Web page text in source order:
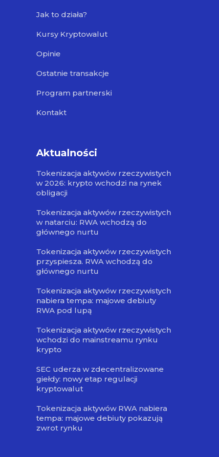
Jak to działa?
Kursy Kryptowalut
Opinie
Ostatnie transakcje
Program partnerski
Kontakt
Aktualności
Tokenizacja aktywów rzeczywistych
w 2026: krypto wchodzi na rynek
obligacji
Tokenizacja aktywów rzeczywistych
w natarciu: RWA wchodzą do
głównego nurtu
Tokenizacja aktywów rzeczywistych
przyspiesza. RWA wchodzą do
głównego nurtu
Tokenizacja aktywów rzeczywistych
nabiera tempa: majowe debiuty
RWA pod lupą
Tokenizacja aktywów rzeczywistych
wchodzi do mainstreamu rynku
krypto
SEC uderza w zdecentralizowane
giełdy: nowy etap regulacji
kryptowalut
Tokenizacja aktywów RWA nabiera
tempa: majowe debiuty pokazują
zwrot rynku